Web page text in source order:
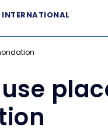
INTERNATIONAL